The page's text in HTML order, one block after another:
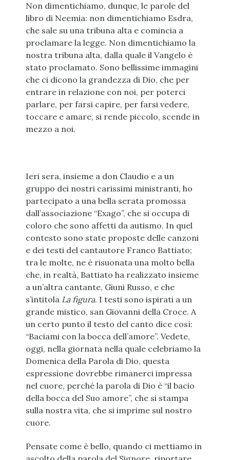
Non dimentichiamo, dunque, le parole del
libro di Neemia: non dimentichiamo Esdra,
che sale su una tribuna alta e comincia a
proclamare la legge. Non dimentichiamo la
nostra tribuna alta, dalla quale il Vangelo è
stato proclamato. Sono bellissime immagini
che ci dicono la grandezza di Dio, che per
entrare in relazione con noi, per poterci
parlare, per farsi capire, per farsi vedere,
toccare e amare, si rende piccolo, scende in
mezzo a noi.
Ieri sera, insieme a don Claudio e a un
gruppo dei nostri carissimi ministranti, ho
partecipato a una bella serata promossa
dall’associazione “Exago”, che si occupa di
coloro che sono affetti da autismo. In quel
contesto sono state proposte delle canzoni
e dei testi del cantautore Franco Battiato;
tra le molte, ne è risuonata una molto bella
che, in realtà, Battiato ha realizzato insieme
a un’altra cantante, Giuni Russo, e che
s’intitola La figura. I testi sono ispirati a un
grande mistico, san Giovanni della Croce. A
un certo punto il testo del canto dice così:
“Baciami con la bocca dell’amore”. Vedete,
oggi, nella giornata nella quale celebriamo la
Domenica della Parola di Dio, questa
espressione dovrebbe rimanerci impressa
nel cuore, perché la parola di Dio è “il bacio
della bocca del Suo amore”, che si stampa
sulla nostra vita, che si imprime sul nostro
cuore.
Pensate come è bello, quando ci mettiamo in